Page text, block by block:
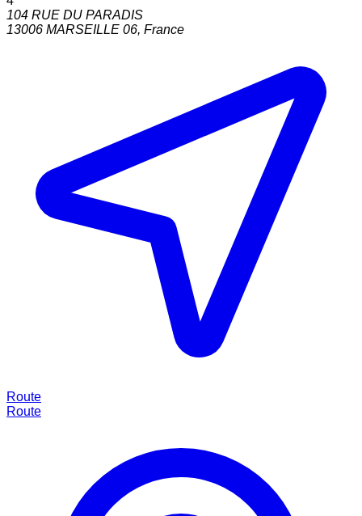
104 RUE DU PARADIS
13006 MARSEILLE 06, France
Route
Route